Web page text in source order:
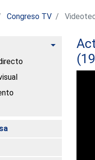
Congreso TV
Alternar